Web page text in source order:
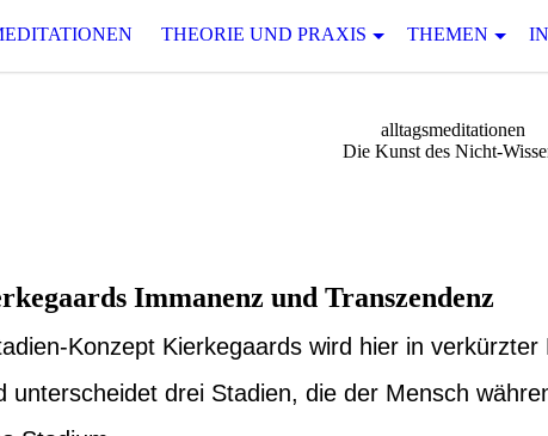
THEORIE UND PRAXIS THEMEN
alltagsmeditationen
Die Kunst des Nicht-
Immanenz und Transzendenz
Konzept Kierkegaards wird hier in
unterscheidet drei Stadien, die der Mensch